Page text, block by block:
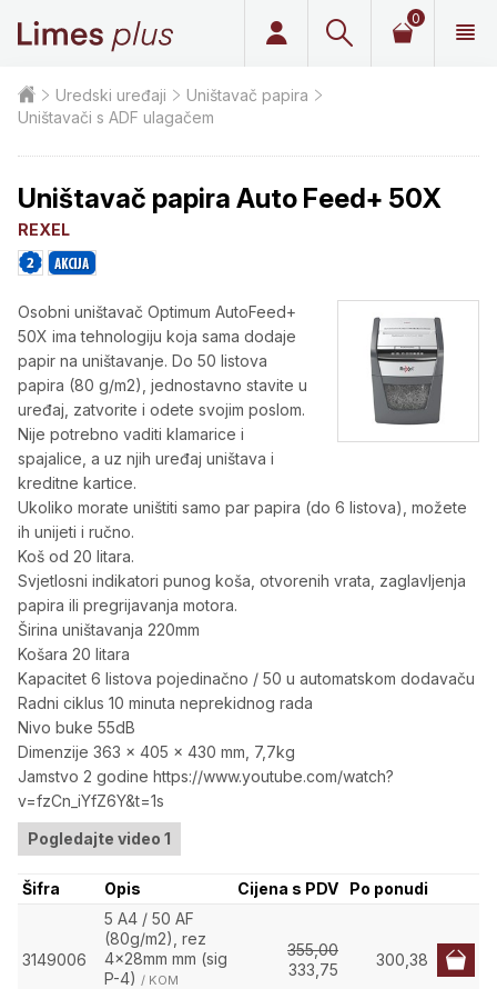
0
Uredski uređaji
Uništavač papira
Uništavači s ADF ulagačem
Uništavač papira Auto Feed+ 50X
REXEL
Osobni uništavač Optimum AutoFeed+
50X ima tehnologiju koja sama dodaje
papir na uništavanje. Do 50 listova
papira (80 g/m2), jednostavno stavite u
uređaj, zatvorite i odete svojim poslom.
Nije potrebno vaditi klamarice i
spajalice, a uz njih uređaj uništava i
kreditne kartice.
Ukoliko morate uništiti samo par papira (do 6 listova), možete
ih unijeti i ručno.
Koš od 20 litara.
Svjetlosni indikatori punog koša, otvorenih vrata, zaglavljenja
papira ili pregrijavanja motora.
Širina uništavanja 220mm
Košara 20 litara
Kapacitet 6 listova pojedinačno / 50 u automatskom dodavaču
Radni ciklus 10 minuta neprekidnog rada
Nivo buke 55dB
Dimenzije 363 x 405 x 430 mm, 7,7kg
Jamstvo 2 godine https://www.youtube.com/watch?
v=fzCn_iYfZ6Y&t=1s
Pogledajte video 1
Šifra Opis Cijena s PDV Po ponudi
3149006
5 A4 / 50 AF
(80g/m2), rez
4x28mm mm (sig
P-4) / KOM
355,00
333,75
300,38